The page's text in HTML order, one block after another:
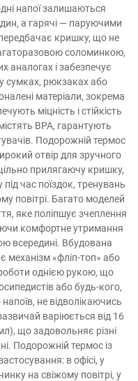
напої залишаються
а гарячі — паруючими
кришку, що не
соломинкою,
аналогах і забезпечує
сумках, рюкзаках або
матеріали, зокрема
міцність і стійкість
BPA, гарантують
Подорожній термос
отвір для зручного
прилягаючу кришку,
час поїздок, тренувань
повітрі. Багато моделей
яке поліпшує зчеплення
комфортне утримання
всередині. Вбудована
механізм «фліп-топ» або
однією рукою, що
або будь-кого,
не відволікаючись
варіюється від 16
що задовольняє різні
Подорожній термос із
в офісі, у
на свіжому повітрі, у